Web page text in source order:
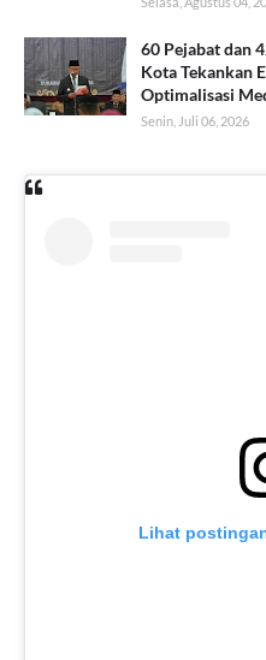
60 Pejabat dan
Kota Tekankan
Optimalisasi
Senin, Juli 06, 2026
Lihat